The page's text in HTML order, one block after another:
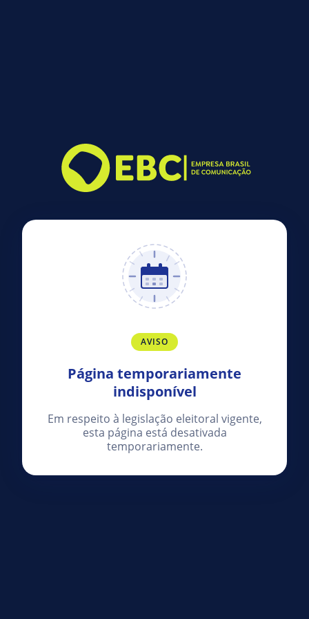
AVISO
Página temporariamente
indisponível
Em respeito à legislação eleitoral vigente,
esta página está desativada
temporariamente.